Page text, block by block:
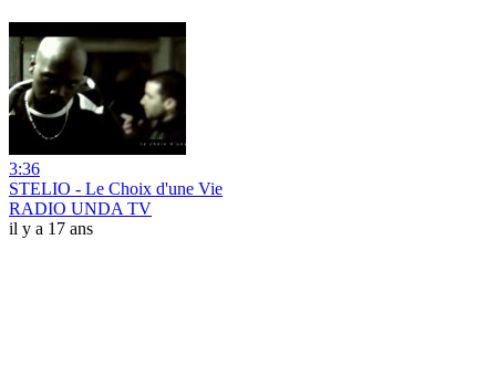
3:36
STELIO - Le Choix d'une Vie
RADIO UNDA TV
il y a 17 ans